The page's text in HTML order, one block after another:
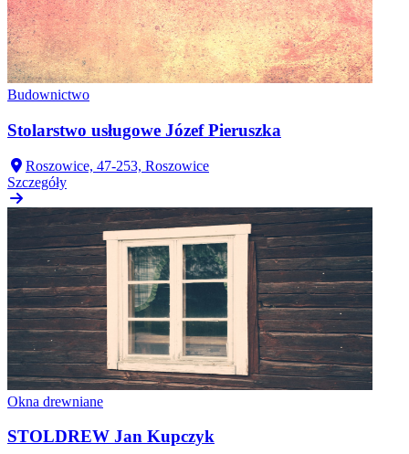
Budownictwo
Stolarstwo usługowe Józef Pieruszka
Roszowice, 47-253, Roszowice
Szczegóły
Okna drewniane
STOLDREW Jan Kupczyk